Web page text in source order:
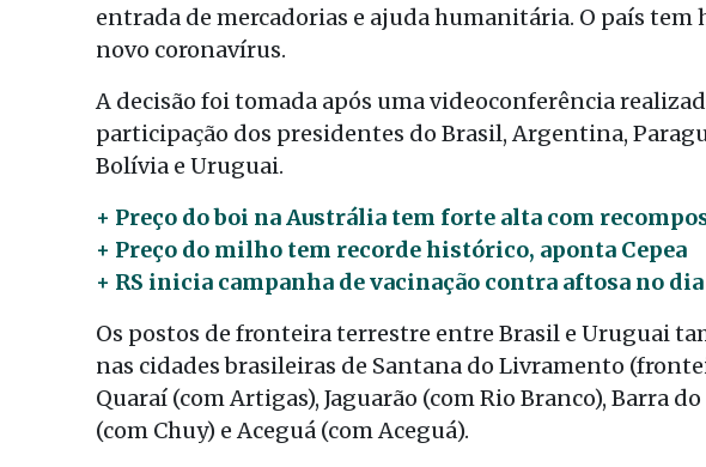
entrada de mercadorias e ajuda humanitária. O país tem
novo coronavírus.
A decisão foi tomada após uma videoconferência
participação dos presidentes do Brasil, Argentina,
Bolívia e Uruguai.
+ Preço do boi na Austrália tem forte alta com
+ Preço do milho tem recorde histórico, aponta Cepea
+ RS inicia campanha de vacinação contra aftosa no dia
Os postos de fronteira terrestre entre Brasil e Uruguai
nas cidades brasileiras de Santana do Livramento
Quaraí (com Artigas), Jaguarão (com Rio Branco), Barra
(com Chuy) e Aceguá (com Aceguá).